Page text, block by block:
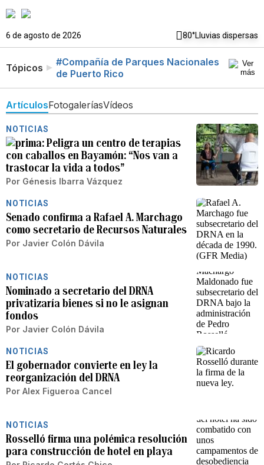
6 de agosto de 2026 80°Lluvias dispersas
Tópicos
#Compañía de Parques Nacionales
de Puerto Rico
ArtículosFotogaleríasVídeos
NOTICIAS
Peligra un centro de terapias
con caballos en Bayamón: “Nos van a
trastocar la vida a todos”
Por Génesis Ibarra Vázquez
NOTICIAS
Senado confirma a Rafael A. Marchago
como secretario de Recursos Naturales
Por Javier Colón Dávila
NOTICIAS
Nominado a secretario del DRNA
privatizaría bienes si no le asignan
fondos
Por Javier Colón Dávila
NOTICIAS
El gobernador convierte en ley la
reorganización del DRNA
Por Alex Figueroa Cancel
NOTICIAS
Rosselló firma una polémica resolución
para construcción de hotel en playa